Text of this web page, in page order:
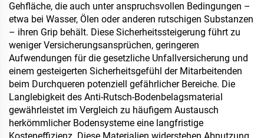
Gehfläche, die auch unter anspruchsvollen Bedingungen –
etwa bei Wasser, Ölen oder anderen rutschigen Substanzen
– ihren Grip behält. Diese Sicherheitssteigerung führt zu
weniger Versicherungsansprüchen, geringeren
Aufwendungen für die gesetzliche Unfallversicherung und
einem gesteigerten Sicherheitsgefühl der Mitarbeitenden
beim Durchqueren potenziell gefährlicher Bereiche. Die
Langlebigkeit des Anti-Rutsch-Bodenbelagsmaterial
gewährleistet im Vergleich zu häufigem Austausch
herkömmlicher Bodensysteme eine langfristige